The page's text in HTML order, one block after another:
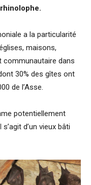
a la particularité
maisons,
communautaire dans
30% des gîtes ont
de l’Asse.
potentiellement
d’un vieux bâti